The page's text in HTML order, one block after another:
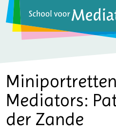
Mediators:
der Zande